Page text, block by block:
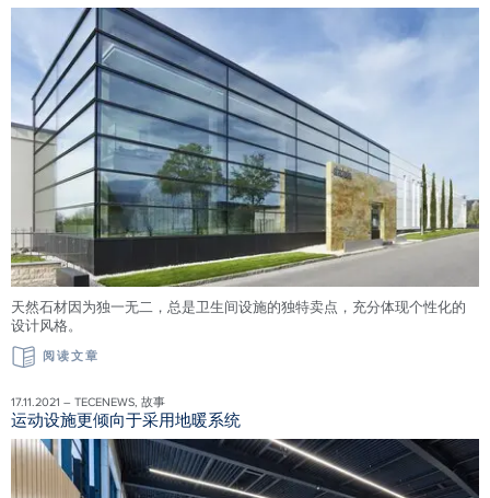
天然石材因为独一无二，总是卫生间设施的独特卖点，充分体现个性化的
设计风格。
阅读文章
17.11.2021 – TECENEWS, 故事
运动设施更倾向于采用地暖系统